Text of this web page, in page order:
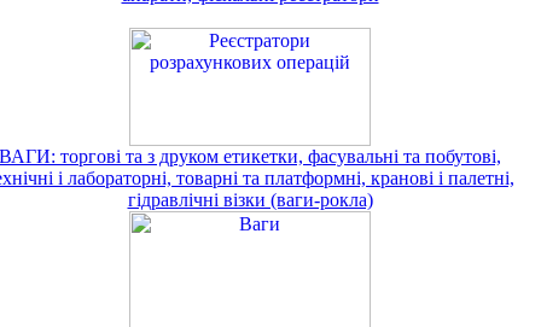
ВАГИ: торгові та з друком етикетки, фасувальні та побутові,
і лабораторні, товарні та платформні, кранові і палетні,
гідравлічні візки (ваги-рокла)